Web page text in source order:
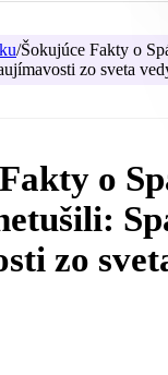
/Šokujúce Fakty o
zo sveta
o
zo